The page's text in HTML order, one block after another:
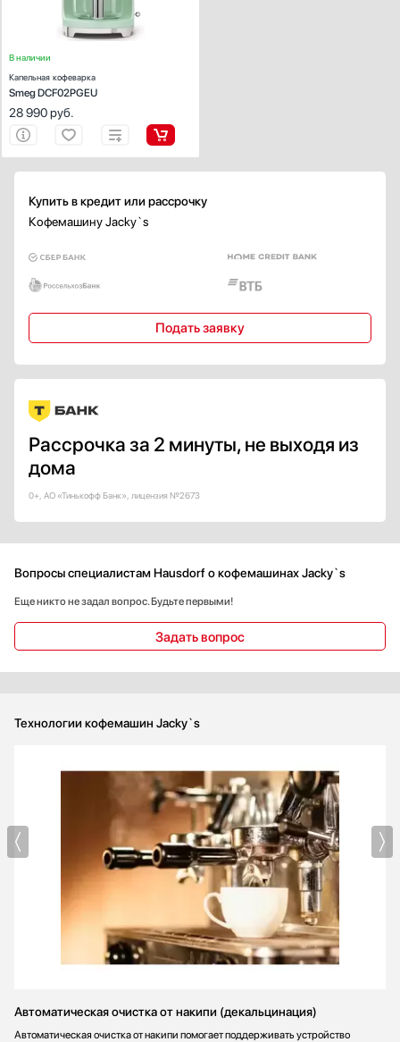
Классика
Показать все
Страна производства
Австрия
Германия
Евросоюз
В наличии
Капельная кофеварка
Smeg DCF02PGEU
28 990руб.
Купить в кредит или рассрочку
Кофемашину Jacky`s
Подать заявку
Рассрочка за 2 минуты, не выходя из
дома
0+, АО «Тинькофф Банк», лицензия №2673
Вопросы специалистам Hausdorf о кофемашинах Jacky`s
Еще никто не задал вопрос. Будьте первыми!
Задать вопрос
Технологии кофемашин Jacky`s
Автоматическая очистка от накипи (декальцинация)
Автоматическая очистка от накипи помогает поддерживать устройство